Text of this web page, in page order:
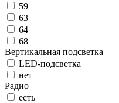
59
63
64
68
Вертикальная подсветка
LED-подсветка
нет
Радио
есть